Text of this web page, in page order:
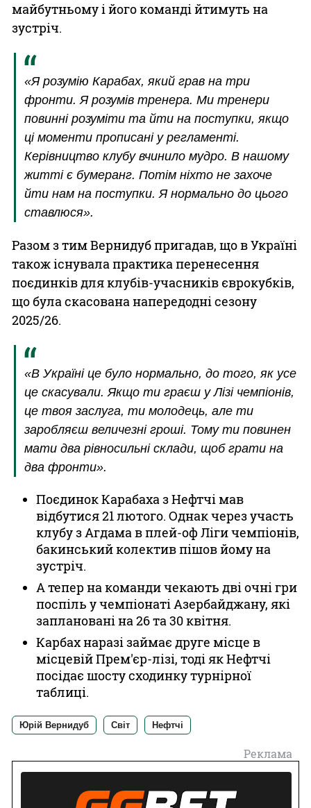
майбутньому і його команді йтимуть на
зустріч.
«Я розумію Карабах, який грав на три
фронти. Я розумів тренера. Ми тренери
повинні розуміти та йти на поступки, якщо
ці моменти прописані у регламенті.
Керівництво клубу вчинило мудро. В нашому
житті є бумеранг. Потім ніхто не захоче
йти нам на поступки. Я нормально до цього
ставлюся».
Разом з тим Вернидуб пригадав, що в Україні
також існувала практика перенесення
поєдинків для клубів-учасників єврокубків,
що була скасована напередодні сезону
2025/26.
«В Україні це було нормально, до того, як усе
це скасували. Якщо ти граєш у Лізі чемпіонів,
це твоя заслуга, ти молодець, але ти
заробляєш величезні гроші. Тому ти повинен
мати два рівносильні склади, щоб грати на
два фронти».
Поєдинок Карабаха з Нефтчі мав
відбутися 21 лютого. Однак через участь
клубу з Агдама в плей-оф Ліги чемпіонів,
бакинський колектив пішов йому на
зустріч.
А тепер на команди чекають дві очні гри
поспіль у чемпіонаті Азербайджану, які
заплановані на 26 та 30 квітня.
Карбах наразі займає друге місце в
місцевій Прем'єр-лізі, тоді як Нефтчі
посідає шосту сходинку турнірної
таблиці.
Юрій Вернидуб Світ Нефтчі
Реклама